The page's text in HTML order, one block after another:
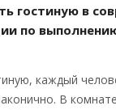
гостиную в
по
каждый
В